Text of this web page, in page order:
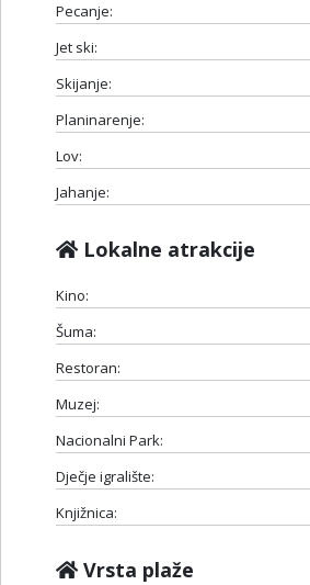
Pecanje:
Jet ski:
Skijanje:
Planinarenje:
Lov:
Jahanje:
Lokalne atrakcije
Kino:
Šuma:
Restoran:
Muzej:
Nacionalni Park:
Dječje igralište:
Knjižnica:
Vrsta plaže